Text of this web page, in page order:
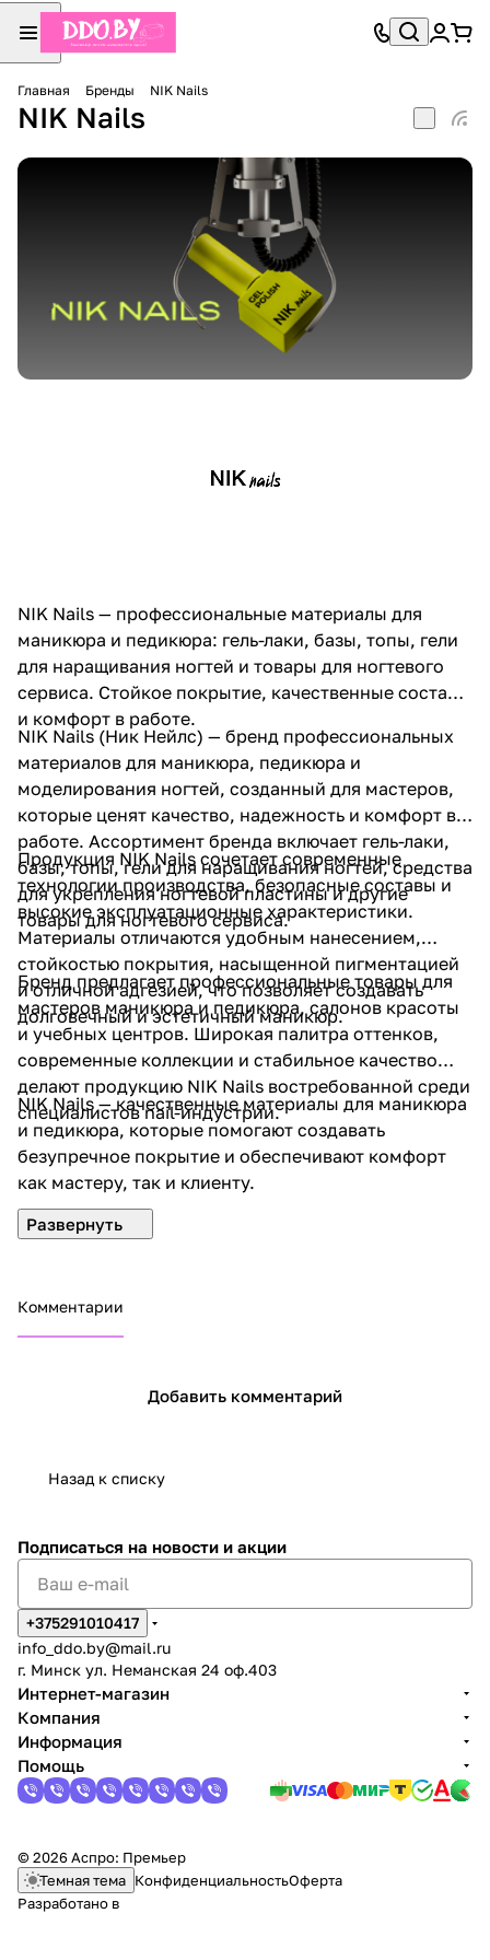
Главная Бренды NIK Nails
NIK Nails
NIK Nails — профессиональные материалы для
маникюра и педикюра: гель-лаки, базы, топы, гели
для наращивания ногтей и товары для ногтевого
сервиса. Стойкое покрытие, качественные составы
и комфорт в работе.
NIK Nails (Ник Нейлс) — бренд профессиональных
материалов для маникюра, педикюра и
моделирования ногтей, созданный для мастеров,
которые ценят качество, надежность и комфорт в
работе. Ассортимент бренда включает гель-лаки,
базы, топы, гели для наращивания ногтей, средства
для укрепления ногтевой пластины и другие
товары для ногтевого сервиса.
Продукция NIK Nails сочетает современные
технологии производства, безопасные составы и
высокие эксплуатационные характеристики.
Материалы отличаются удобным нанесением,
стойкостью покрытия, насыщенной пигментацией
и отличной адгезией, что позволяет создавать
долговечный и эстетичный маникюр.
Бренд предлагает профессиональные товары для
мастеров маникюра и педикюра, салонов красоты
и учебных центров. Широкая палитра оттенков,
современные коллекции и стабильное качество
делают продукцию NIK Nails востребованной среди
специалистов nail-индустрии.
NIK Nails — качественные материалы для маникюра
и педикюра, которые помогают создавать
безупречное покрытие и обеспечивают комфорт
как мастеру, так и клиенту.
Комментарии
Добавить комментарий
Назад к списку
Подписаться на новости и акции
+375291010417
info_ddo.by@mail.ru
г. Минск ул. Неманская 24 оф.403
Интернет-магазин
Компания
Информация
Помощь
© 2026 Аспро: Премьер
Темная тема КонфиденциальностьОферта
Разработано в